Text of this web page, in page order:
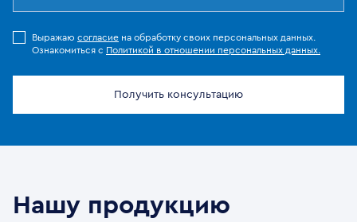
Выражаю согласие на обработку своих персональных данных.
Ознакомиться с Политикой в отношении персональных данных.
Получить консультацию
Нашу продукцию